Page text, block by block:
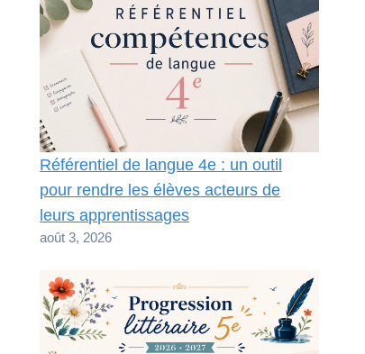
Référentiel de langue 4e : un outil
pour rendre les élèves acteurs de
leurs apprentissages
août 3, 2026